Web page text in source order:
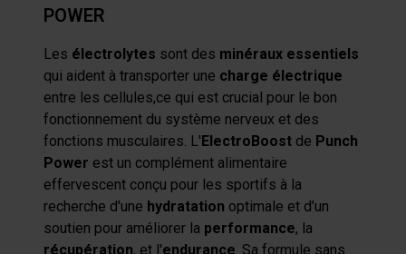
POWER
Les électrolytes sont des minéraux essentiels
qui aident à transporter une charge électrique
entre les cellules,ce qui est crucial pour le bon
fonctionnement du système nerveux et des
fonctions musculaires. L'ElectroBoost de Punch
Power est un complément alimentaire
effervescent conçu pour les sportifs à la
recherche d'une hydratation optimale et d'un
soutien pour améliorer la performance, la
récupération, et l'endurance. Sa formule sans